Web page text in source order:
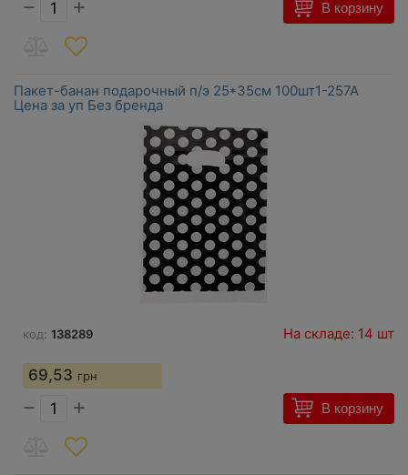
− + В корзину
Пакет-банан подарочный п/э 25*35см 100шт1-257А
Цена за уп Без бренда
код: 138289 На складе: 14 шт
69,53 грн
− + В корзину